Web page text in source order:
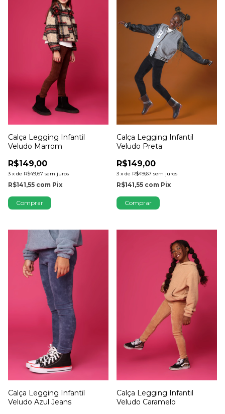
Calça Legging Infantil
Veludo Marrom
R$149,00
3 x de R$49,67 sem juros
R$141,55 com Pix
Comprar
Calça Legging Infantil
Veludo Preta
R$149,00
3 x de R$49,67 sem juros
R$141,55 com Pix
Comprar
Calça Legging Infantil
Veludo Azul Jeans
Calça Legging Infantil
Veludo Caramelo